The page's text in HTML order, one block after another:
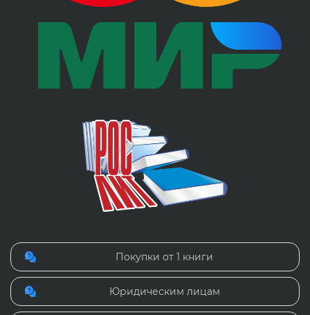
Покупки от 1 книги
Юридическим лицам